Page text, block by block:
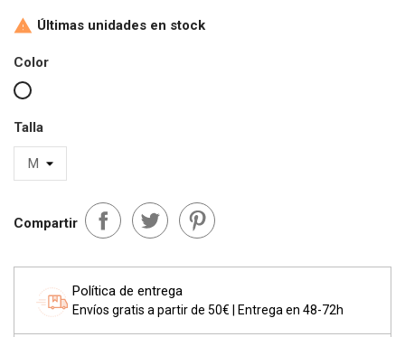
 Últimas unidades en stock
Color
Blanco
Talla
Compartir
Política de entrega
Envíos gratis a partir de 50€ | Entrega en 48-72h